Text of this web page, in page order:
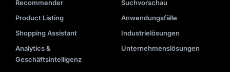
Recommender
Suchvorschau
Product Listing
Anwendungsfälle
Shopping Assistant
Industrielösungen
Analytics &
Geschäftsintelligenz
Unternehmenslösungen